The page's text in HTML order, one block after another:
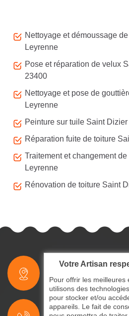
Nettoyage et démoussage
Leyrenne
Pose et réparation de velux
23400
Nettoyage et pose de
Leyrenne
Peinture sur tuile Saint
Réparation fuite de toiture
Traitement et changement
Leyrenne
Rénovation de toiture Saint
indisponible
Votre Artisan
Pour offrir les meilleures
utilisons des
pour stocker et/ou
appareils. Le fait de